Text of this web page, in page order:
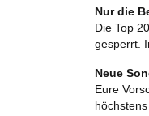
Nur die
Die Top
gesperrt.
Neue
Eure